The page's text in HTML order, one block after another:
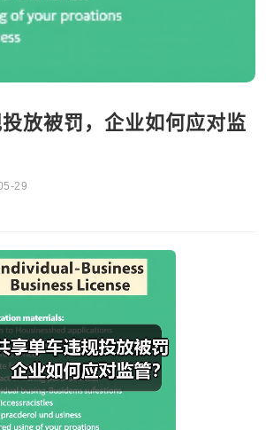
放被罚，企业如何应对监
29